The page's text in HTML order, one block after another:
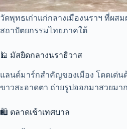
วัดพุทธเก่าแก่กลางเมืองนราฯ ที่ผส
สถาปัตยกรรมไทยภาคใต้
🕌 มัสยิดกลางนราธิวาส
แลนด์มาร์กสำคัญของเมือง โดดเด่
ขาวสะอาดตา ถ่ายรูปออกมาสวยมาก
🛍 ตลาดเช้าเทศบาล